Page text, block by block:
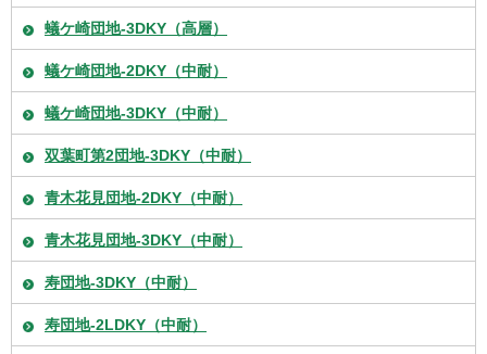
蟻ケ崎団地-3DKY（高層）
蟻ケ崎団地-2DKY（中耐）
蟻ケ崎団地-3DKY（中耐）
双葉町第2団地-3DKY（中耐）
青木花見団地-2DKY（中耐）
青木花見団地-3DKY（中耐）
寿団地-3DKY（中耐）
寿団地-2LDKY（中耐）